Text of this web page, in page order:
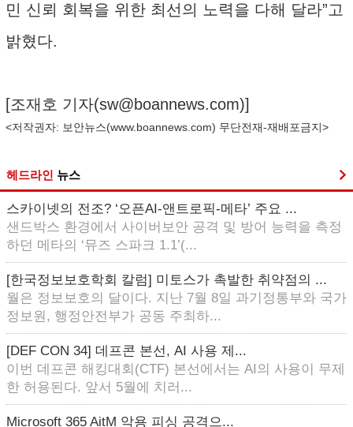
민 신뢰 회복을 위한 최선의 노력을 다해 달라”고
밝혔다.
[조재호 기자(sw@boannews.com)]
<저작권자: 보안뉴스(www.boannews.com) 무단전재-재배포금지>
헤드라인 뉴스
스카이넷의 전조? ‘오픈AI-앤트로픽-메타’ 주요 ...
샌드박스 환경에서 사이버보안 공격 및 방어 능력을 측정
하던 메타의 ‘뮤즈 스파크 1.1’(...
[한국정보보호학회 칼럼] 미토스가 촉발한 취약점의 ...
월은 정보보호의 달이다. 지난 7월 8일 과기정통부와 국가
정보원, 행정안전부가 공동 주최하...
[DEF CON 34] 데프콘 본선, AI 사용 제...
이번 데프콘 해킹대회(CTF) 본선에서는 AI의 사용이 무제
한 허용된다. 앞서 5월에 치러...
Microsoft 365 AitM 악용 피싱 공격으...